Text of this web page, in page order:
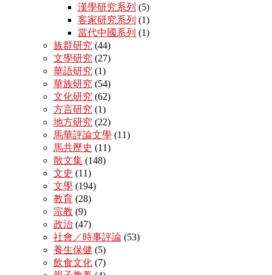
漢學研究系列 (5)
客家研究系列 (1)
當代中國系列 (1)
族群研究 (44)
文學研究 (27)
華語研究 (1)
華族研究 (54)
文化研究 (62)
方言研究 (1)
地方研究 (22)
馬華評論文學 (11)
馬共歷史 (11)
散文集 (148)
文史 (11)
文學 (194)
教育 (28)
宗教 (9)
政治 (47)
社會／時事評論 (53)
養生保健 (5)
飲食文化 (7)